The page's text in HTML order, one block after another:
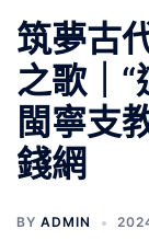
筑夢古
之歌｜
閩寧支
錢網
BY ADMIN